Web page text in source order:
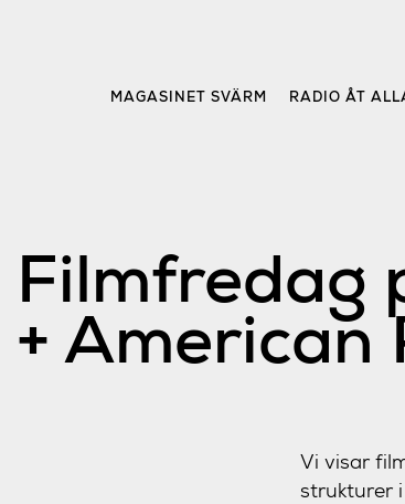
MAGASINET SVÄRM RADIO ÅT
Filmfredag
+
Vi visar
strukturer